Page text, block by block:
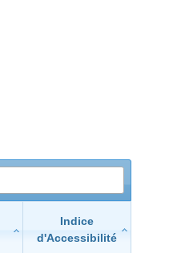
Indice
d'Accessibilité